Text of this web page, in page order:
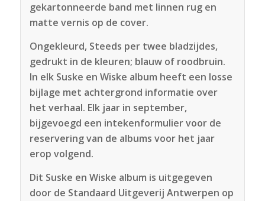
gekartonneerde band met linnen rug en
matte vernis op de cover.
Ongekleurd, Steeds per twee bladzijdes,
gedrukt in de kleuren; blauw of roodbruin.
In elk Suske en Wiske album heeft een losse
bijlage met achtergrond informatie over
het verhaal. Elk jaar in september,
bijgevoegd een intekenformulier voor de
reservering van de albums voor het jaar
erop volgend.
Dit Suske en Wiske album is uitgegeven
door de Standaard Uitgeverij Antwerpen op